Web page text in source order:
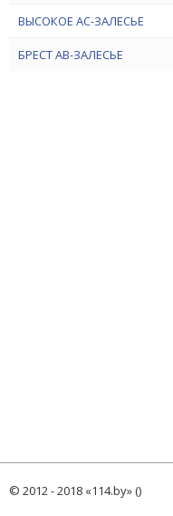
ВЫСОКОЕ АС-ЗАЛЕСЬЕ
БРЕСТ АВ-ЗАЛЕСЬЕ
© 2012 - 2018 «114.by» ()